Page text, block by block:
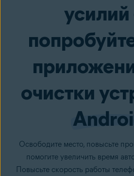
очистки
Освободите место, повысьте
помогите увеличить время
Повысьте скорость работы